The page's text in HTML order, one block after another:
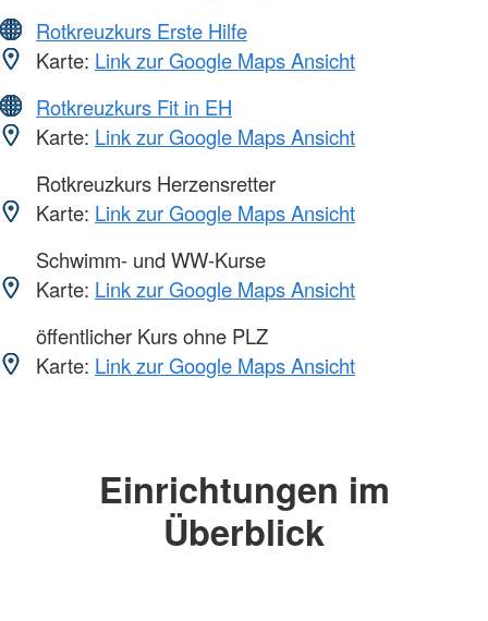
Rotkreuzkurs Erste Hilfe
Karte: Link zur Google Maps Ansicht
Rotkreuzkurs Fit in EH
Karte: Link zur Google Maps Ansicht
Rotkreuzkurs Herzensretter
Karte: Link zur Google Maps Ansicht
Schwimm- und WW-Kurse
Karte: Link zur Google Maps Ansicht
öffentlicher Kurs ohne PLZ
Karte: Link zur Google Maps Ansicht
Einrichtungen im
Überblick